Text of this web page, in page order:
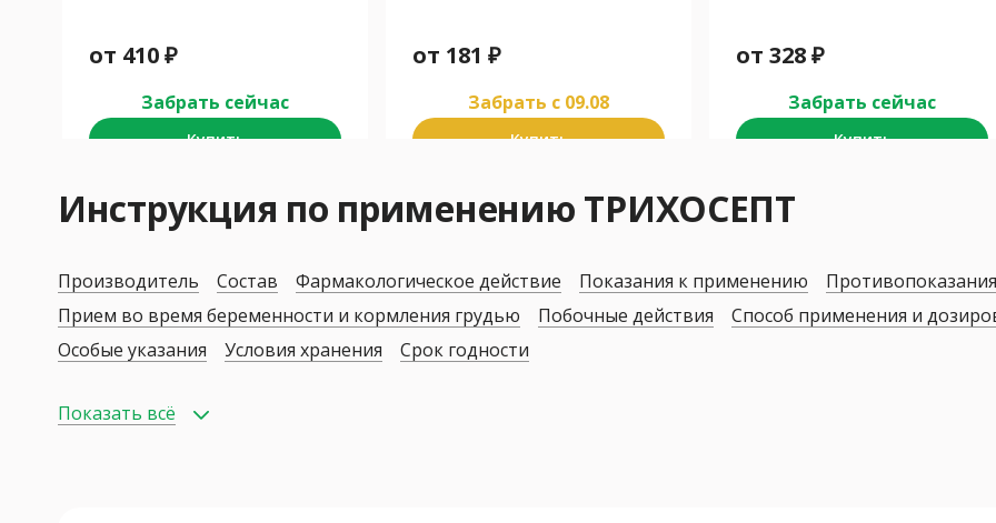
от 410₽
Забрать сейчас
Купить
от 181 ₽
Забрать c 09.08
Купить
от 328₽
Забрать сейчас
Купить
Инструкция по применению ТРИХОСЕПТ
Производитель Состав Фармакологическое действие Показания к применению
Противопоказания
Прием во время беременности и кормления грудью
Побочные действия Способ применения и
Особые указания
Условия хранения Срок годности
Показать всё